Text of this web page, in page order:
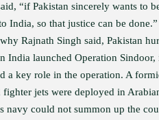
“if Pakistan sincerely wants to
India, so that justice can be done.”
Rajnath Singh said, Pakistan
India launched Operation
a key role in the operation. A
fighter jets were deployed in
navy could not summon up the